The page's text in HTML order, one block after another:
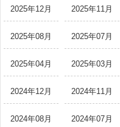
2025年12月 2025年11月
2025年08月 2025年07月
2025年04月 2025年03月
2024年12月 2024年11月
2024年08月 2024年07月